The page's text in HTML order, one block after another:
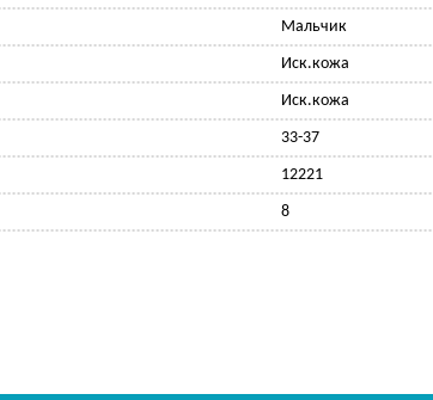
Мальчик
Иск.кожа
Иск.кожа
33-37
12221
8